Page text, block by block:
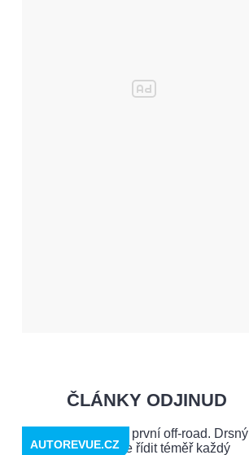
ČLÁNKY ODJINUD
AUTOREVUE.CZ